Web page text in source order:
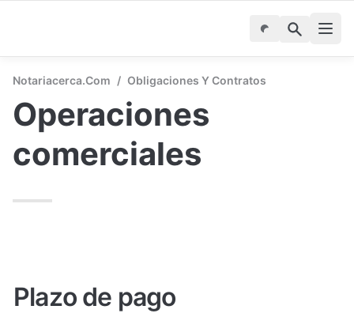
Notariacerca.com / Obligaciones Y Contratos
Operaciones
comerciales
Plazo de pago